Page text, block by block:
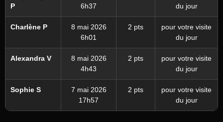
P
6h37
du jour
Charlène P
8 mai 2026
6h01
2 pts
pour votre visite
du jour
Alexandra V
8 mai 2026
4h43
2 pts
pour votre visite
du jour
Sophie S
7 mai 2026
17h57
2 pts
pour votre visite
du jour